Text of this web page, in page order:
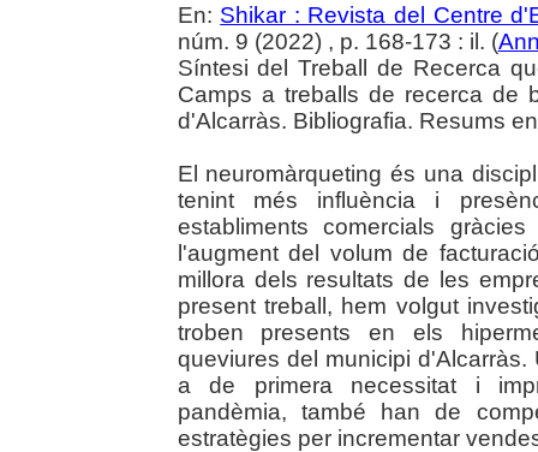
En: Shikar : Revista del Centre
núm. 9 (2022) , p. 168-173 : il. (
Síntesi del Treball de Recerca
Camps a treballs de recerca de
d'Alcarràs. Bibliografia. Resums
El neuromàrqueting és una
tenint més influència i
establiments comercials
l'augment del volum de
millora dels resultats de les
present treball, hem volgut
troben presents en els
queviures del municipi
a de primera necessitat i
pandèmia, també han de
estratègies per incrementar